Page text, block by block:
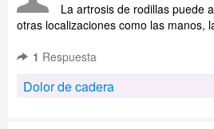
La artrosis de rodillas puede
otras localizaciones como las manos,
1 Respuesta
Dolor de cadera